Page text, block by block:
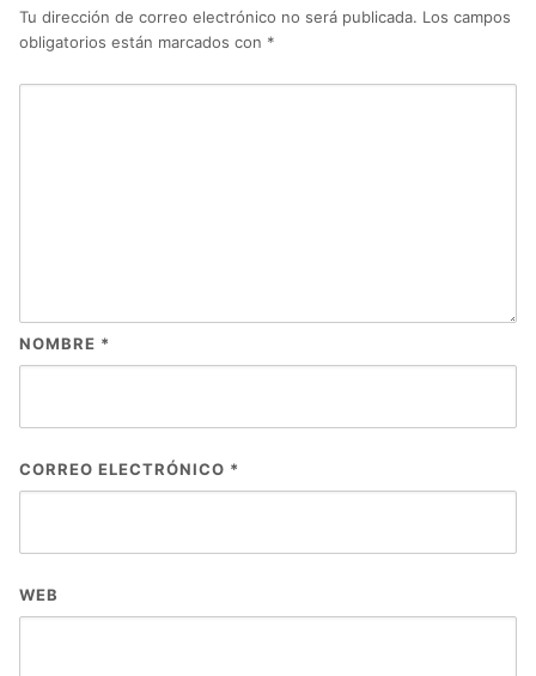
Tu dirección de correo electrónico no será publicada. Los campos
obligatorios están marcados con *
NOMBRE *
CORREO ELECTRÓNICO *
WEB